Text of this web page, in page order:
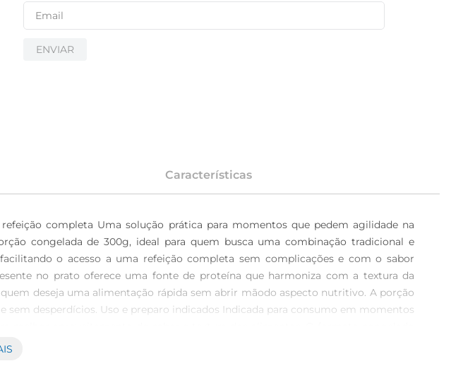
ENVIAR
Características
completa Uma solução prática para momentos que pedem agilidade na
congelada de 300g, ideal para quem busca uma combinação tradicional e
o acesso a uma refeição completa sem complicações e com o sabor
no prato oferece uma fonte de proteína que harmoniza com a textura da
deseja uma alimentação rápida sem abrir mãodo aspecto nutritivo. A porção
desperdícios. Uso e preparo indicados Indicada para consumo em momentos
refeições do dia a dia. Características que facilitam o dia a dia A embalagem